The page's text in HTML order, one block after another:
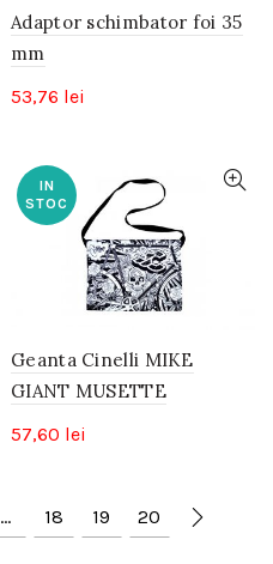
Adaptor schimbator foi 35
mm
53,76 lei
IN
STOC
Geanta Cinelli MIKE
GIANT MUSETTE
57,60 lei
… 18 19 20